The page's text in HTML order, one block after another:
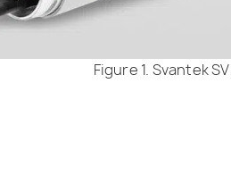
Figure 1. Svantek